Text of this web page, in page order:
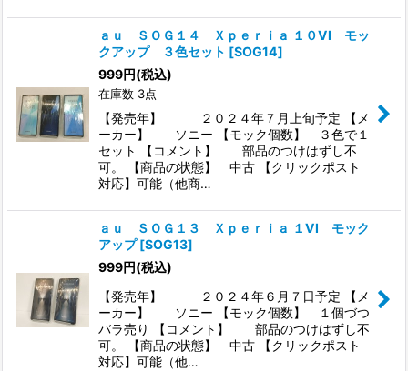
ａｕ ＳＯＧ１４ Ｘｐｅｒｉａ １０VI モッ
クアップ ３色セット [SOG14]
999円(税込)
在庫数 3点
【発売年】 ２０２４年７月上旬予定 【メ
ーカー】 ソニー 【モック個数】 ３色で１
セット 【コメント】 部品のつけはずし不
可。 【商品の状態】 中古 【クリックポスト
対応】可能（他商…
ａｕ ＳＯＧ１３ Ｘｐｅｒｉａ １VI モック
アップ [SOG13]
999円(税込)
【発売年】 ２０２４年６月７日予定 【メ
ーカー】 ソニー 【モック個数】 １個づつ
バラ売り 【コメント】 部品のつけはずし不
可。 【商品の状態】 中古 【クリックポスト
対応】可能（他…